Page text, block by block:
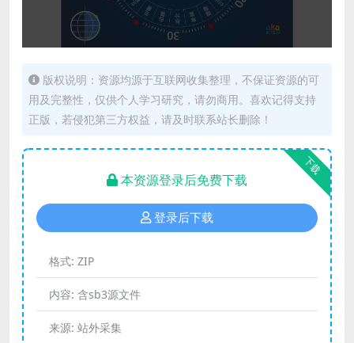
版权说明：资源均源于互联网收集整理，不保证资源的可
用及完整性，仅供个人学习研究，请勿商用。喜欢记得支持
正版，若侵犯第三方权益，请及时联系站长删除！
下载
本资源登录后免费下载
登录后下载
格式: ZIP
内容: 含sb3源文件
来源: 站外采集